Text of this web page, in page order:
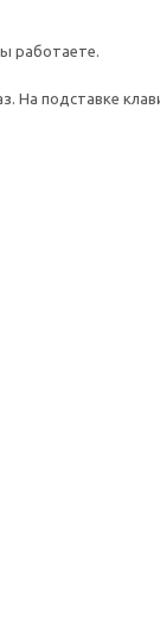
работаете.
На подставке